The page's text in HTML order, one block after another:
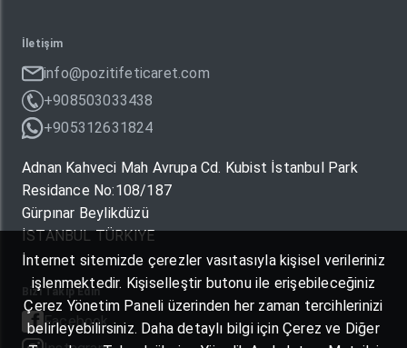
İletişim
info@pozitifeticaret.com
+908503033438
+905312631824
Adnan Kahveci Mah Avrupa Cd. Kubist İstanbul Park
Residance No:108/187
Gürpınar Beylikdüzü
İSTANBUL TÜRKIYE
Bizi Takip Edin
Facebook
İnternet sitemizde çerezler vasıtasıyla kişisel verileriniz
işlenmektedir. Kişiselleştir butonu ile erişebileceğiniz
Çerez Yönetim Paneli üzerinden her zaman tercihlerinizi
belirleyebilirsiniz. Daha detaylı bilgi için Çerez ve Diğer